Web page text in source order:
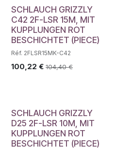
SCHLAUCH GRIZZLY
C42 2F-LSR 15M, MIT
KUPPLUNGEN ROT
BESCHICHTET (PIECE)
Réf. 2FLSR15MK-C42
100,22 € 104,40€
SCHLAUCH GRIZZLY
D25 2F-LSR 10M, MIT
KUPPLUNGEN ROT
BESCHICHTET (PIECE)